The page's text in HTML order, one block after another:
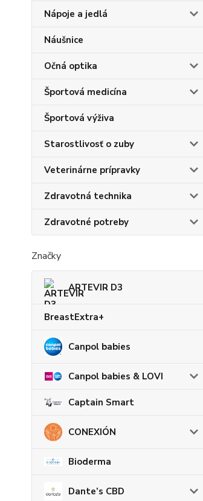
Nápoje a jedlá
Náušnice
Očná optika
Športová medicína
Športová výživa
Starostlivosť o zuby
Veterinárne prípravky
Zdravotná technika
Zdravotné potreby
Značky
ARTEVIR D3
BreastExtra+
Canpol babies
Canpol babies & LOVI
Captain Smart
CONEXIÓN
Bioderma
Dante’s CBD